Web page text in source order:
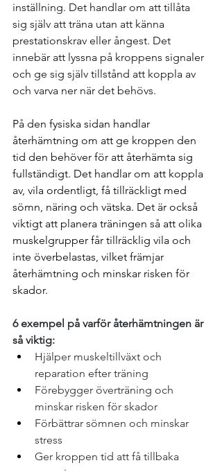
inställning. Det handlar om att tillåta
sig själv att träna utan att känna
prestationskrav eller ångest. Det
innebär att lyssna på kroppens signaler
och ge sig själv tillstånd att koppla av
och varva ner när det behövs.
På den fysiska sidan handlar
återhämtning om att ge kroppen den
tid den behöver för att återhämta sig
fullständigt. Det handlar om att koppla
av, vila ordentligt, få tillräckligt med
sömn, näring och vätska. Det är också
viktigt att planera träningen så att olika
muskelgrupper får tillräcklig vila och
inte överbelastas, vilket främjar
återhämtning och minskar risken för
skador.
6 exempel på varför återhämtningen är
så viktig:
Hjälper muskeltillväxt och
reparation efter träning
Förebygger överträning och
minskar risken för skador
Förbättrar sömnen och minskar
stress
Ger kroppen tid att få tillbaka